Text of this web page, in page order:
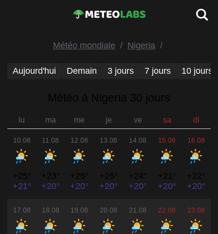
Météo mondiale Nigeria
Aujourd'hui Demain 3 jours 7 jours 10 jours
Météo à Nigeria 30 jours
lu ma me je ve sa di
10.08
+25°
+21°
11.08
+23°
+20°
12.08
+25°
+20°
13.08
+25°
+20°
14.08
+24°
+20°
15.08
+21°
+20°
16.08
+22°
+20°
17.08 18.08 19.08 20.08 21.08 22.08 23.08